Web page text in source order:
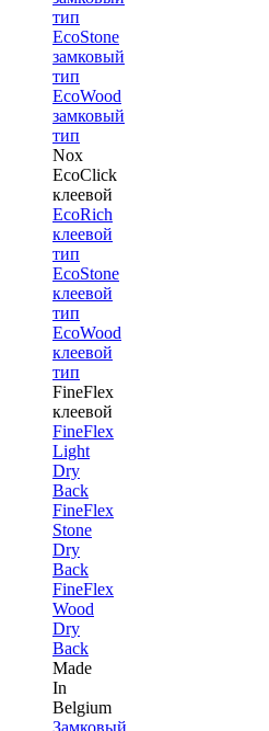
тип
EcoStone
замковый
тип
EcoWood
замковый
тип
Nox
EcoClick
клеевой
EcoRich
клеевой
тип
EcoStone
клеевой
тип
EcoWood
клеевой
тип
FineFlex
клеевой
FineFlex
Light
Dry
Back
FineFlex
Stone
Dry
Back
FineFlex
Wood
Dry
Back
Made
In
Belgium
Замковый